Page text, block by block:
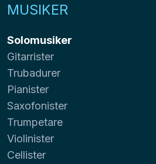
MUSIKER
Solomusiker
Gitarrister
Trubadurer
Pianister
Saxofonister
Trumpetare
Violinister
Cellister